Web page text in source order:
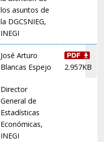
los asuntos de
la DGCSNIEG,
INEGI
José Arturo
Blancas Espejo
2.957KB
Director
General de
Estadísticas
Económicas,
INEGI